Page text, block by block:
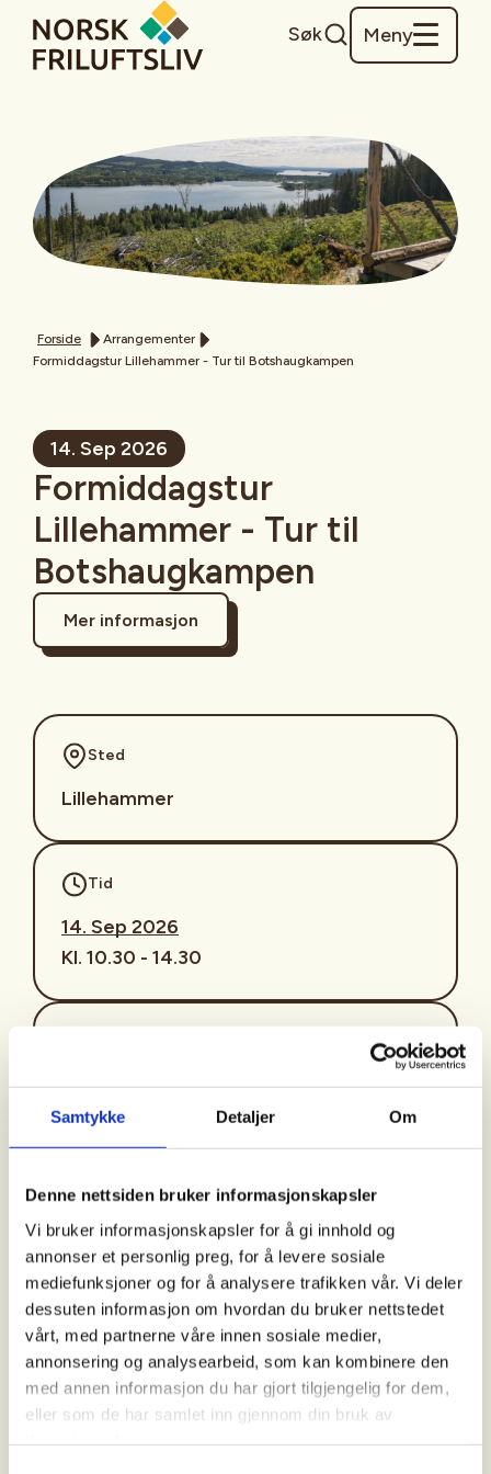
Samtykke Detaljer Om
Denne nettsiden bruker informasjonskapsler
Vi bruker informasjonskapsler for å gi innhold og
annonser et personlig preg, for å levere sosiale
mediefunksjoner og for å analysere trafikken vår. Vi deler
dessuten informasjon om hvordan du bruker nettstedet
vårt, med partnerne våre innen sosiale medier,
annonsering og analysearbeid, som kan kombinere den
med annen informasjon du har gjort tilgjengelig for dem,
eller som de har samlet inn gjennom din bruk av
Søk Meny
Forside
Arrangementer
Formiddagstur Lillehammer - Tur til Botshaugkampen
14. Sep 2026
Formiddagstur
Lillehammer - Tur til
Botshaugkampen
Mer informasjon
Sted
Lillehammer
Tid
14. Sep 2026
Kl. 10.30 - 14.30
DNT Lillehammer
992+22157
martkol@online.no
Møtested ved parkeringen i Birkebeinervegen
nedenfor Birkebeineren Hotel kl. 10.30. Det også
mulig å møte ved parkeringen ved Fiskersvingen. Vi
parkerer i Fiskesvingen og går herfra i bratt bakke